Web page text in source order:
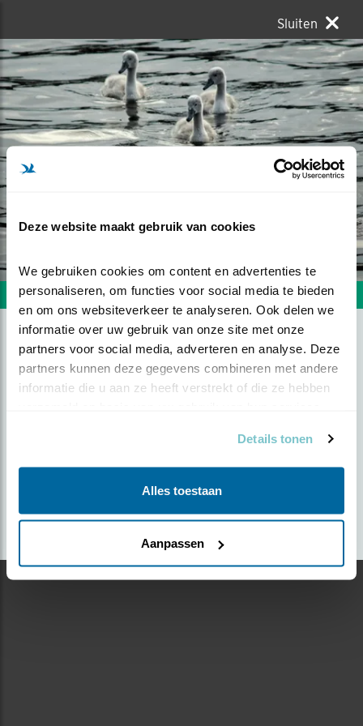
Deze website maakt gebruik van cookies
We gebruiken cookies om content en advertenties te
personaliseren, om functies voor social media te bieden
en om ons websiteverkeer te analyseren. Ook delen we
informatie over uw gebruik van onze site met onze
partners voor social media, adverteren en analyse. Deze
partners kunnen deze gegevens combineren met andere
informatie die u aan ze heeft verstrekt of die ze hebben
Details tonen
Alles toestaan
Aanpassen
Sluiten
Volgende foto Vorige foto
JONGE ZWANEN
TEGENLICHT
Foto genomen in: Amsterdam aan de Amstel